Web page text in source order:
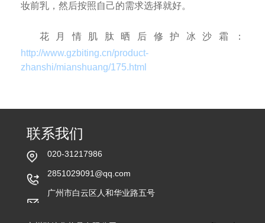
妆前乳，然后按照自己的需求选择就好。
花月情肌肽晒后修护冰沙霜：
http://www.gzbiting.cn/product-
zhanshi/mianshuang/175.html
联系我们
020-31217986
2851029091@qq.com
广州市白云区人和华业路五号